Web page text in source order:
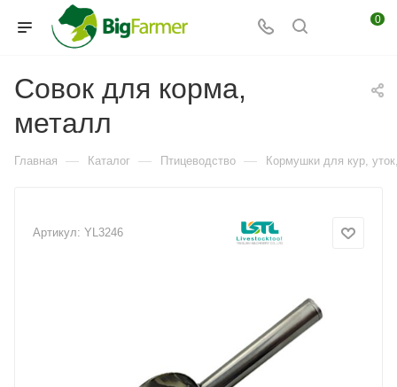
0
Совок для корма,
металл
Главная — Каталог — Птицеводство — Кормушки для кур,
Артикул: YL3246